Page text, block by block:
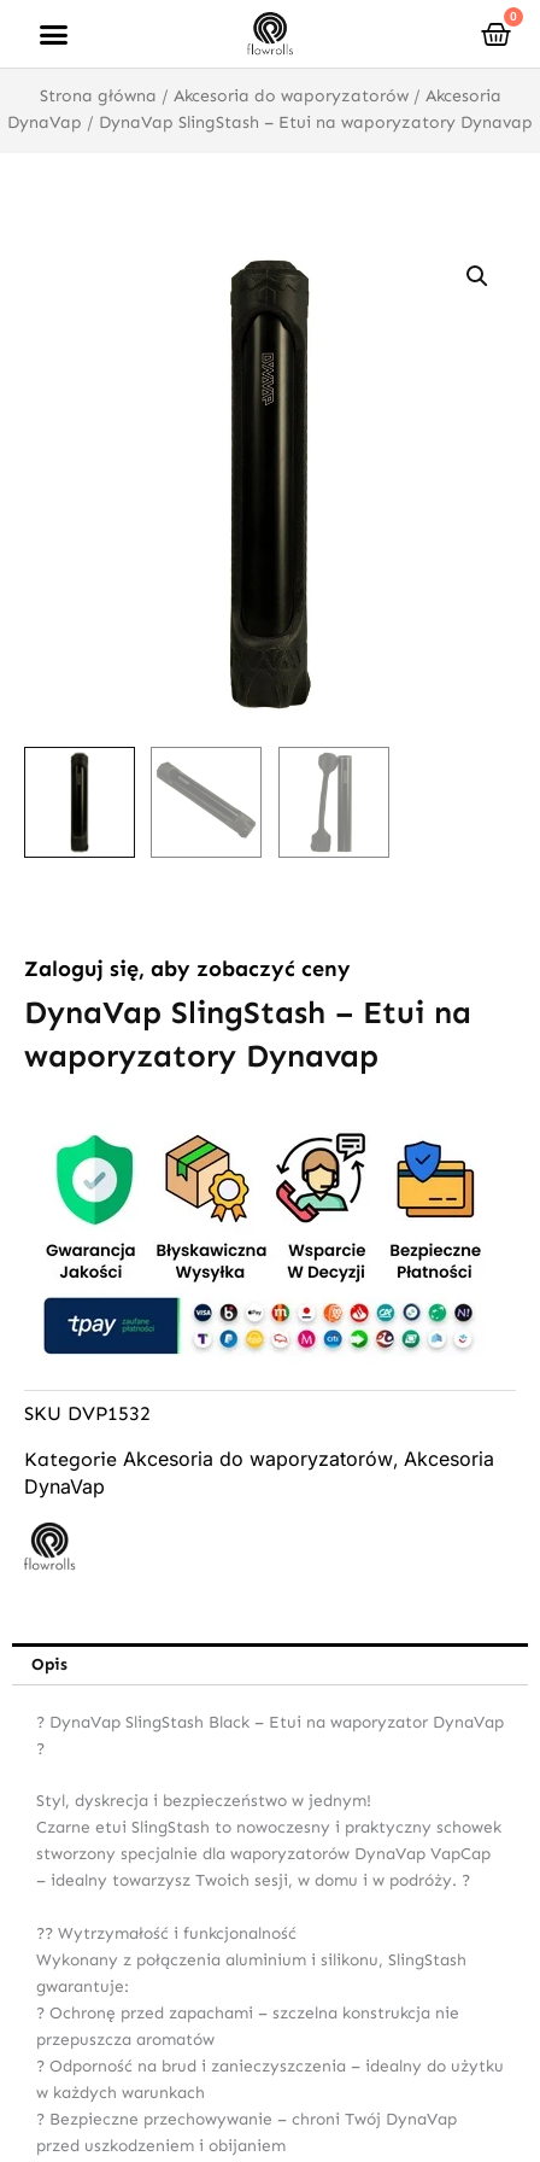
treści
0
Strona główna / Akcesoria do waporyzatorów/ Akcesoria
DynaVap / DynaVap SlingStash – Etui na waporyzatory Dynavap
Zaloguj się, aby zobaczyć ceny
DynaVap SlingStash – Etui na
waporyzatory Dynavap
SKU DVP1532
Kategorie Akcesoria do waporyzatorów, Akcesoria
DynaVap
Opis
? DynaVap SlingStash Black – Etui na waporyzator DynaVap
?
Styl, dyskrecja i bezpieczeństwo w jednym!
Czarne etui SlingStash to nowoczesny i praktyczny schowek
stworzony specjalnie dla waporyzatorów DynaVap VapCap
– idealny towarzysz Twoich sesji, w domu i w podróży. ?
?? Wytrzymałość i funkcjonalność
Wykonany z połączenia aluminium i silikonu, SlingStash
gwarantuje:
? Ochronę przed zapachami – szczelna konstrukcja nie
przepuszcza aromatów
? Odporność na brud i zanieczyszczenia – idealny do użytku
w każdych warunkach
? Bezpieczne przechowywanie – chroni Twój DynaVap
przed uszkodzeniem i obijaniem